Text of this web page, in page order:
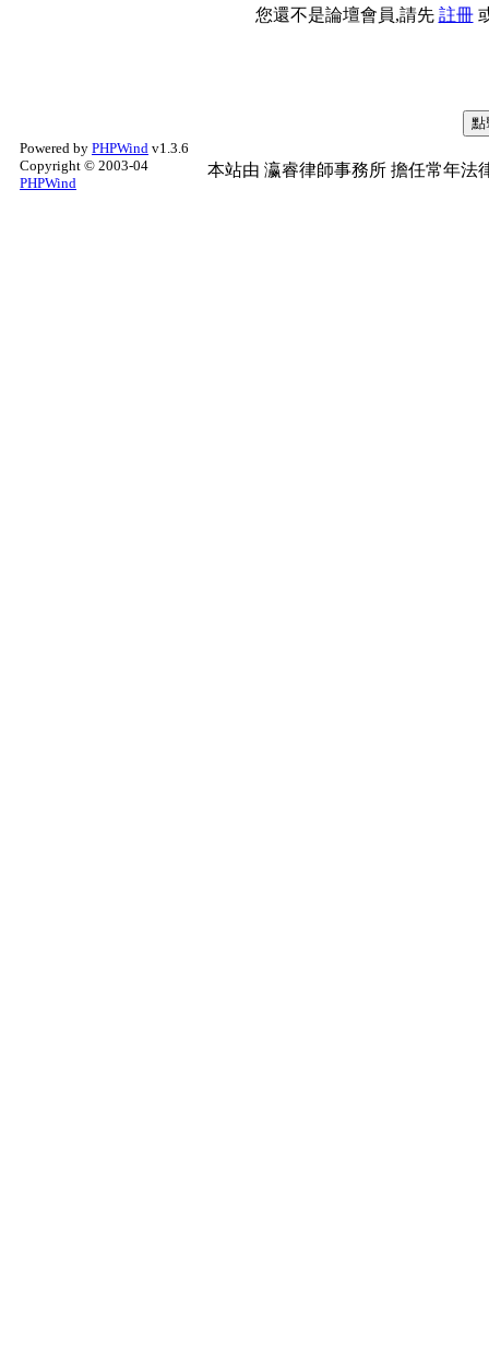
您還不是論壇會員,請先 註冊
Powered by PHPWind v1.3.6
Copyright © 2003-04
PHPWind
本站由 瀛睿律師事務所 擔任常年法